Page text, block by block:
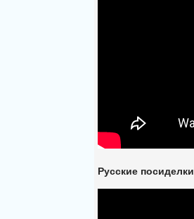
Русские посиделки